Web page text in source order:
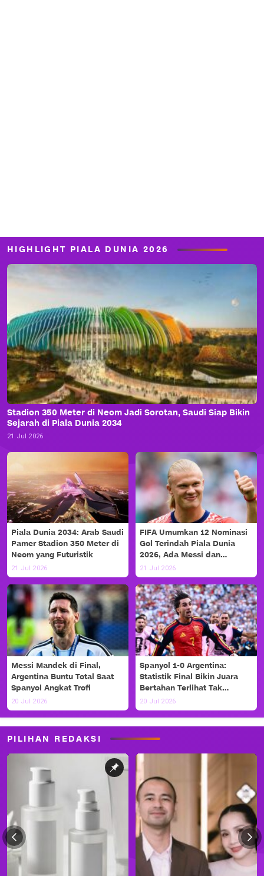
HIGHLIGHT PIALA DUNIA 2026
Stadion 350 Meter di Neom Jadi Sorotan, Saudi Siap Bikin
Sejarah di Piala Dunia 2034
21 Jul 2026
Piala Dunia 2034: Arab Saudi
Pamer Stadion 350 Meter di
Neom yang Futuristik
21 Jul 2026
FIFA Umumkan 12 Nominasi
Gol Terindah Piala Dunia
2026, Ada Messi dan
Haaland!
21 Jul 2026
Messi Mandek di Final,
Argentina Buntu Total Saat
Spanyol Angkat Trofi
20 Jul 2026
Spanyol 1-0 Argentina:
Statistik Final Bikin Juara
Bertahan Terlihat Tak
Berdaya
20 Jul 2026
PILIHAN REDAKSI